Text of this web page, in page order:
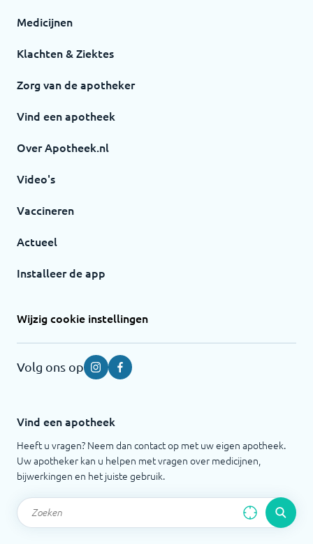
Medicijnen
Klachten & Ziektes
Zorg van de apotheker
Vind een apotheek
Over Apotheek.nl
Video's
Vaccineren
Actueel
Installeer de app
Wijzig cookie instellingen
Volg ons op InstagramFacebook
Vind een apotheek
Heeft u vragen? Neem dan contact op met uw eigen apotheek.
Uw apotheker kan u helpen met vragen over medicijnen,
bijwerkingen en het juiste gebruik.